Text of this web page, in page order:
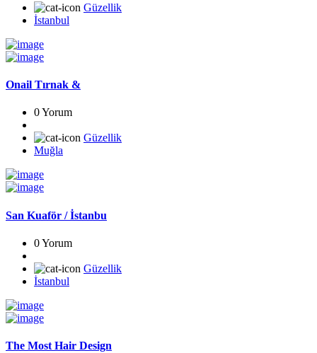
Güzellik
İstanbul
Onail Tırnak &
0 Yorum
Güzellik
Muğla
San Kuaför / İstanbu
0 Yorum
Güzellik
İstanbul
The Most Hair Design